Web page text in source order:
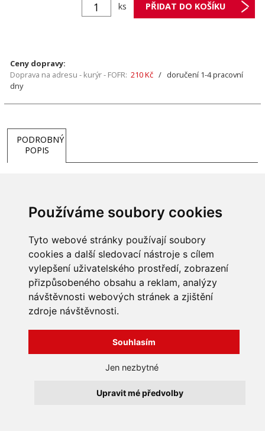
Používáme soubory cookies
Tyto webové stránky používají soubory
cookies a další sledovací nástroje s cílem
vylepšení uživatelského prostředí, zobrazení
přizpůsobeného obsahu a reklam, analýzy
návštěvnosti webových stránek a zjištění
zdroje návštěvnosti.
Souhlasím
Jen nezbytné
Upravit mé předvolby
ks
Ceny dopravy:
Doprava na adresu - kurýr - FOFR: 210 Kč / doručení 1-4 pracovní
dny
PODROBNÝ
POPIS
INFORMACE
Obchodní podmínky
Zpracování a ochrana
osobních údajů
O nás
Všechna práva vyhrazena